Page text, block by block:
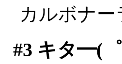
カルボナ
#3 キタ━(